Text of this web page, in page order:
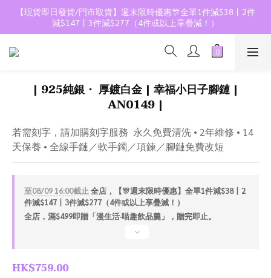
【現貨即日發貨/門市取貨】週末限時優惠🎊全單1件減$38丨2件
減$147丨3件減$277（4件或以上享疊減！）
| 925純銀・ 厚鍍白金 | 幸福小日子腳鏈 |
AN0149 |
若需刻字，請加購刻字服務  永久免費清洗 • 2年維修 • 14
天保養 • 全線手鏈／軟手鐲／項鍊／腳鏈免費改短
至08/09 16:00截止 全店，【🎊週末限時優惠】全單1件減$38丨2
件減$147丨3件減$277（4件或以上享疊減！）
全店，滿$499即贈「漫生活·喵趣飲品羹」，贈完即止。
HK$759.00